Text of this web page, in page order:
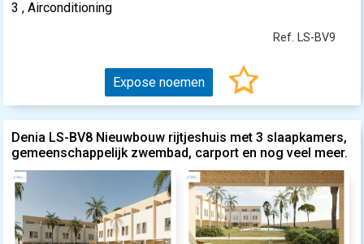
3 , Airconditioning
Ref. LS-BV9
Expose noemen
Denia LS-BV8 Nieuwbouw rijtjeshuis met 3 slaapkamers,
gemeenschappelijk zwembad, carport en nog veel meer.